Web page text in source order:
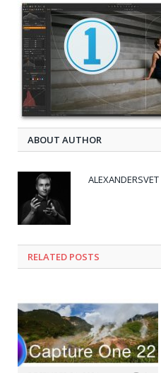
ABOUT AUTHOR
ALEXANDERSVET
RELATED POSTS